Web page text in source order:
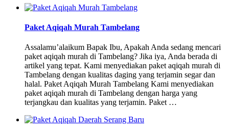
Paket Aqiqah Murah Tambelang
Assalamu’alaikum Bapak Ibu, Apakah Anda sedang mencari
paket aqiqah murah di Tambelang? Jika iya, Anda berada di
artikel yang tepat. Kami menyediakan paket aqiqah murah di
Tambelang dengan kualitas daging yang terjamin segar dan
halal. Paket Aqiqah Murah Tambelang Kami menyediakan
paket aqiqah murah di Tambelang dengan harga yang
terjangkau dan kualitas yang terjamin. Paket …